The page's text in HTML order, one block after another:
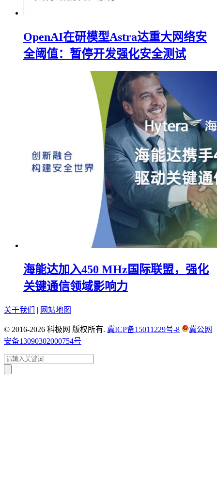
OpenAI在研模型Astra达重大网络安
全阈值：暂停开发强化安全测试
海能达加入450 MHz国际联盟，强化
关键通信领域影响力
关于我们 | 网站地图
© 2016-2026 科极网 版权所有. 冀ICP备15011229号-8
冀公网
安备13090302000754号